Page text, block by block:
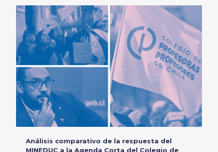
Análisis comparativo de la respuesta del
MINEDUC a la Agenda Corta del Colegio de